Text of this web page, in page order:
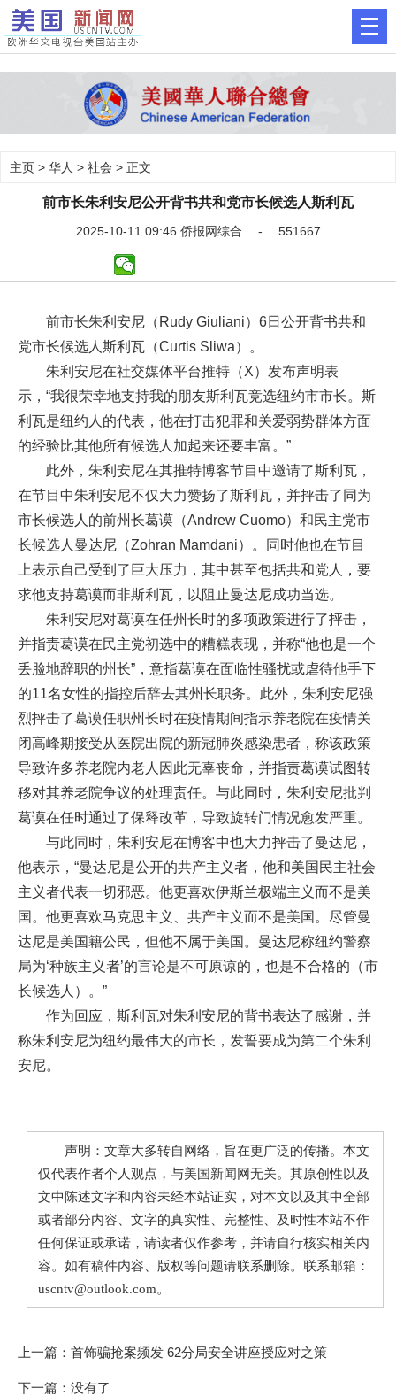
主页 > 华人 > 社会 > 正文
前市长朱利安尼公开背书共和党市长候选人斯利瓦
2025-10-11 09:46 侨报网综合 - 551667
前市长朱利安尼（Rudy Giuliani）6日公开背书共和
党市长候选人斯利瓦（Curtis Sliwa）。
朱利安尼在社交媒体平台推特（X）发布声明表
示，“我很荣幸地支持我的朋友斯利瓦竞选纽约市市长。斯
利瓦是纽约人的代表，他在打击犯罪和关爱弱势群体方面
的经验比其他所有候选人加起来还要丰富。”
此外，朱利安尼在其推特博客节目中邀请了斯利瓦，
在节目中朱利安尼不仅大力赞扬了斯利瓦，并抨击了同为
市长候选人的前州长葛谟（Andrew Cuomo）和民主党市
长候选人曼达尼（Zohran Mamdani）。同时他也在节目
上表示自己受到了巨大压力，其中甚至包括共和党人，要
求他支持葛谟而非斯利瓦，以阻止曼达尼成功当选。
朱利安尼对葛谟在任州长时的多项政策进行了抨击，
并指责葛谟在民主党初选中的糟糕表现，并称“他也是一个
丢脸地辞职的州长”，意指葛谟在面临性骚扰或虐待他手下
的11名女性的指控后辞去其州长职务。此外，朱利安尼强
烈抨击了葛谟任职州长时在疫情期间指示养老院在疫情关
闭高峰期接受从医院出院的新冠肺炎感染患者，称该政策
导致许多养老院内老人因此无辜丧命，并指责葛谟试图转
移对其养老院争议的处理责任。与此同时，朱利安尼批判
葛谟在任时通过了保释改革，导致旋转门情况愈发严重。
与此同时，朱利安尼在博客中也大力抨击了曼达尼，
他表示，“曼达尼是公开的共产主义者，他和美国民主社会
主义者代表一切邪恶。他更喜欢伊斯兰极端主义而不是美
国。他更喜欢马克思主义、共产主义而不是美国。尽管曼
达尼是美国籍公民，但他不属于美国。曼达尼称纽约警察
局为‘种族主义者’的言论是不可原谅的，也是不合格的（市
长候选人）。”
作为回应，斯利瓦对朱利安尼的背书表达了感谢，并
称朱利安尼为纽约最伟大的市长，发誓要成为第二个朱利
安尼。
声明：文章大多转自网络，旨在更广泛的传播。本文
仅代表作者个人观点，与美国新闻网无关。其原创性以及
文中陈述文字和内容未经本站证实，对本文以及其中全部
或者部分内容、文字的真实性、完整性、及时性本站不作
任何保证或承诺，请读者仅作参考，并请自行核实相关内
容。如有稿件内容、版权等问题请联系删除。联系邮箱：
uscntv@outlook.com。
上一篇： 首饰骗抢案频发 62分局安全讲座授应对之策
下一篇：没有了